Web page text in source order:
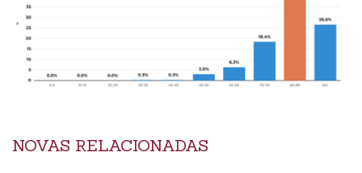
NOVAS RELACIONADAS